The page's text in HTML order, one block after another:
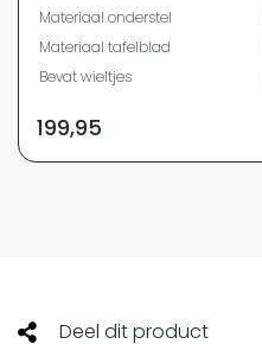
Materiaal onderstel
Materiaal tafelblad
Bevat wieltjes
199,95
Deel dit product